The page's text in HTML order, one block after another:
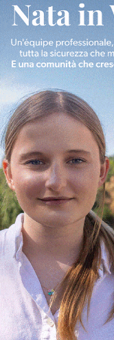
In Vetrina
In vetrina 6 Agosto
Gita di famiglia
divertire i tuoi